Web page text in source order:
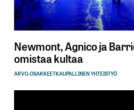
Newmont, Agnico ja
omistaa kultaa
ARVO-OSAKKEETKAUPALLINEN YHTEISTYÖ